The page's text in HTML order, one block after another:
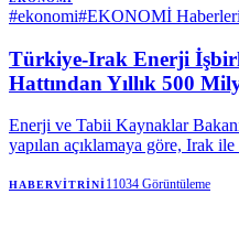
#ekonomi#EKONOMİ Haberleri
Türkiye-Irak Enerji
Hattından Yıllık 500
Enerji ve Tabii Kaynaklar
yapılan açıklamaya göre, Irak
nakliye kazancı sağlayacak.
HABERVITRINI11034 Görüntüleme